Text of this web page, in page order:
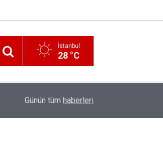
İstanbul
28 °C
İzmir 112’de Kan Donduran İddialar!
Günün tüm haberleri